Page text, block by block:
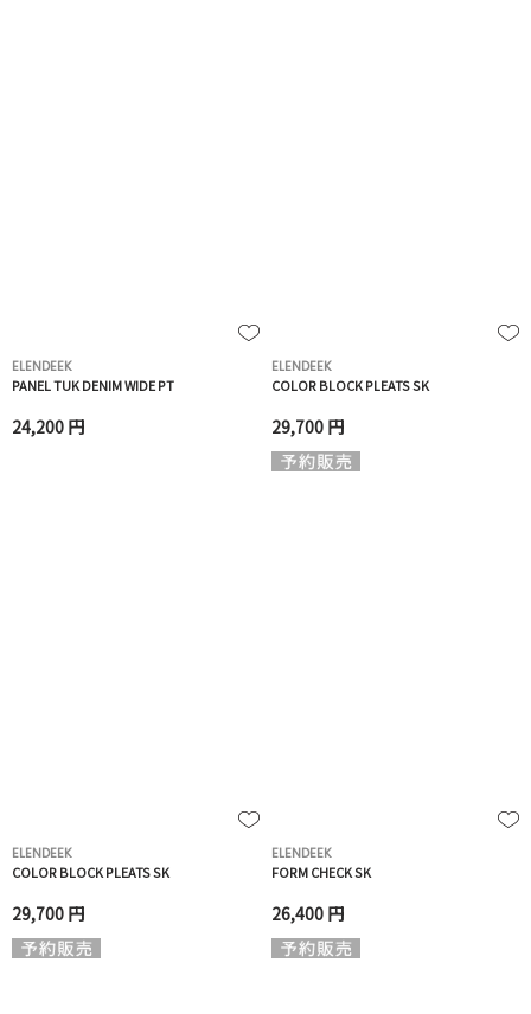
ELENDEEK
PANEL TUK DENIM WIDE PT
24,200 円
ELENDEEK
COLOR BLOCK PLEATS SK
29,700 円
ELENDEEK
COLOR BLOCK PLEATS SK
29,700 円
ELENDEEK
FORM CHECK SK
26,400 円